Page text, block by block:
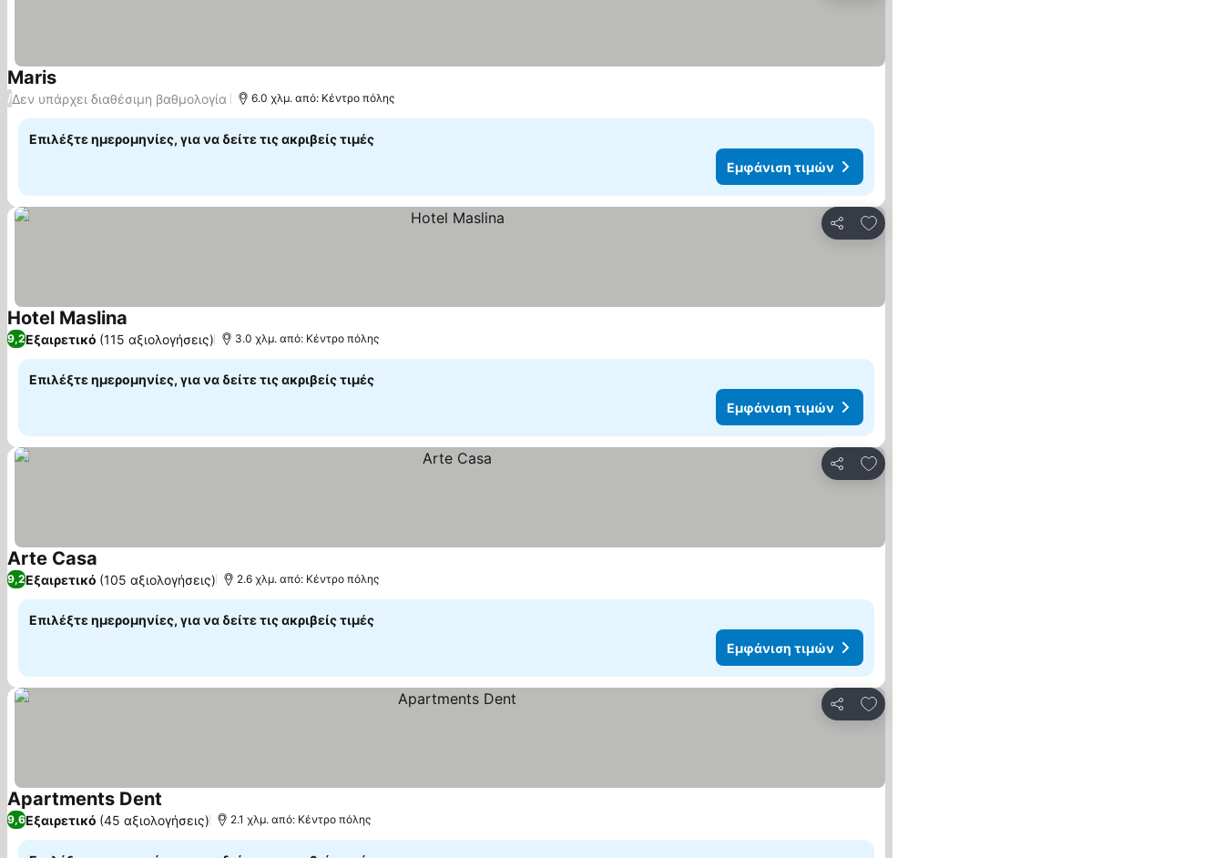
Maris
/Δεν υπάρχει διαθέσιμη βαθμολογία 6.0 χλμ. από: Κέντρο πόλης
Επιλέξτε ημερομηνίες, για να δείτε τις ακριβείς τιμές
Εμφάνιση τιμών
Κοινοποίηση
Προσθήκη στα αγαπημένα
Hotel Maslina
9,2Εξαιρετικό (115 αξιολογήσεις) 3.0 χλμ. από: Κέντρο πόλης
Επιλέξτε ημερομηνίες, για να δείτε τις ακριβείς τιμές
Εμφάνιση τιμών
Κοινοποίηση
Προσθήκη στα αγαπημένα
Arte Casa
9,2Εξαιρετικό (105 αξιολογήσεις) 2.6 χλμ. από: Κέντρο πόλης
Επιλέξτε ημερομηνίες, για να δείτε τις ακριβείς τιμές
Εμφάνιση τιμών
Κοινοποίηση
Προσθήκη στα αγαπημένα
Apartments Dent
9,6Εξαιρετικό (45 αξιολογήσεις) 2.1 χλμ. από: Κέντρο πόλης